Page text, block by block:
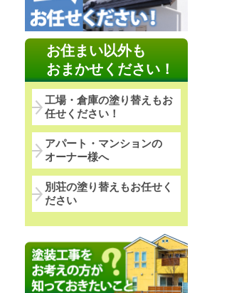
お住まい以外も
おまかせください！
工場・倉庫の塗り替えもお
任せください！
アパート・マンションの
オーナー様へ
別荘の塗り替えもお任せく
ださい